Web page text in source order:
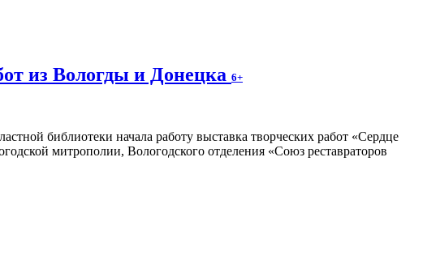
из Вологды и Донецка 6+
библиотеки начала работу выставка творческих работ «Сердце
митрополии, Вологодского отделения «Союз реставраторов